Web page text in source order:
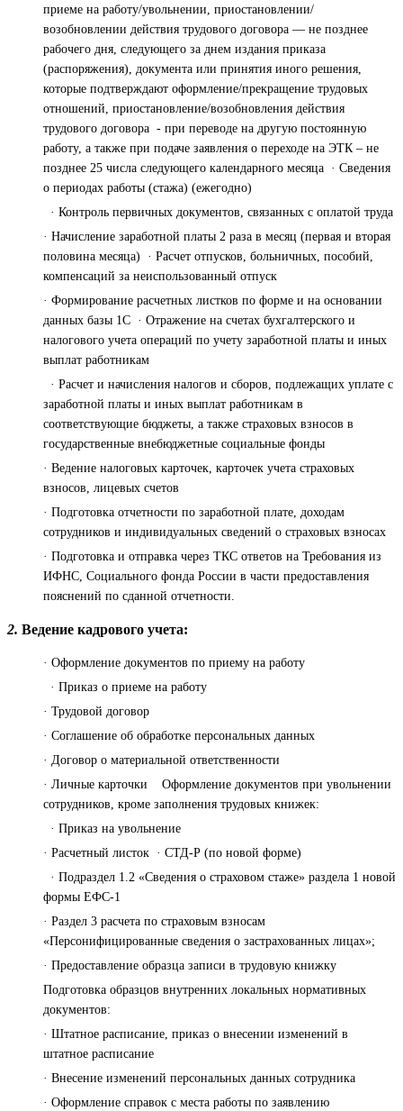
приеме на работу/увольнении, приостановлении/
возобновлении действия трудового договора — не позднее
рабочего дня, следующего за днем издания приказа
(распоряжения), документа или принятия иного решения,
которые подтверждают оформление/прекращение трудовых
отношений, приостановление/возобновления действия
трудового договора - при переводе на другую постоянную
работу, а также при подаче заявления о переходе на ЭТК – не
позднее 25 числа следующего календарного месяца · Сведения
о периодах работы (стажа) (ежегодно)
· Контроль первичных документов, связанных с оплатой труда
· Начисление заработной платы 2 раза в месяц (первая и вторая
половина месяца) · Расчет отпусков, больничных, пособий,
компенсаций за неиспользованный отпуск
· Формирование расчетных листков по форме и на основании
данных базы 1С · Отражение на счетах бухгалтерского и
налогового учета операций по учету заработной платы и иных
выплат работникам
· Расчет и начисления налогов и сборов, подлежащих уплате с
заработной платы и иных выплат работникам в
соответствующие бюджеты, а также страховых взносов в
государственные внебюджетные социальные фонды
· Ведение налоговых карточек, карточек учета страховых
взносов, лицевых счетов
· Подготовка отчетности по заработной плате, доходам
сотрудников и индивидуальных сведений о страховых взносах
· Подготовка и отправка через ТКС ответов на Требования из
ИФНС, Социального фонда России в части предоставления
пояснений по сданной отчетности.
2. Ведение кадрового учета:
· Оформление документов по приему на работу
· Приказ о приеме на работу
· Трудовой договор
· Соглашение об обработке персональных данных
· Договор о материальной ответственности
· Личные карточки Оформление документов при увольнении
сотрудников, кроме заполнения трудовых книжек:
· Приказ на увольнение
· Расчетный листок · СТД-Р (по новой форме)
· Подраздел 1.2 «Сведения о страховом стаже» раздела 1 новой
формы ЕФС-1
· Раздел 3 расчета по страховым взносам
«Персонифицированные сведения о застрахованных лицах»;
· Предоставление образца записи в трудовую книжку
Подготовка образцов внутренних локальных нормативных
документов:
· Штатное расписание, приказ о внесении изменений в
штатное расписание
· Внесение изменений персональных данных сотрудника
· Оформление справок с места работы по заявлению